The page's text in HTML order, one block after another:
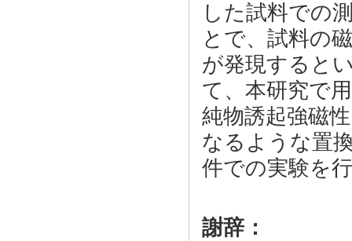
した試料での
とで、試料の
が発現すると
て、本研究で
純物誘起強磁
なるような置
件での実験を
謝辞：